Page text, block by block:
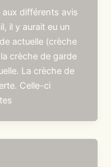
différents avis
il y aurait eu un
actuelle (crèche
crèche de garde
La crèche de
Celle-ci